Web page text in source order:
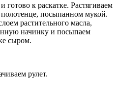
готово к раскатке. Растягиваем
посыпанном мукой.
растительного масла,
начинку и посыпаем
сыром.
рулет.